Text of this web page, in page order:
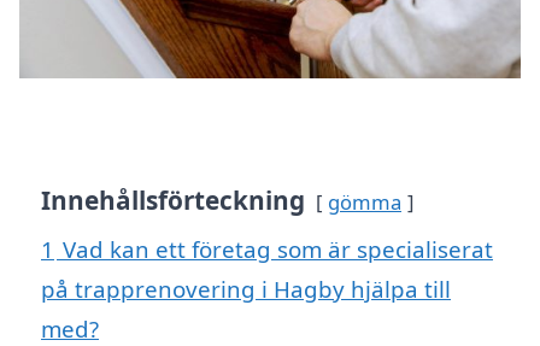
Innehållsförteckning gömma
1 Vad kan ett företag som är specialiserat
på trapprenovering i Hagby hjälpa till
med?